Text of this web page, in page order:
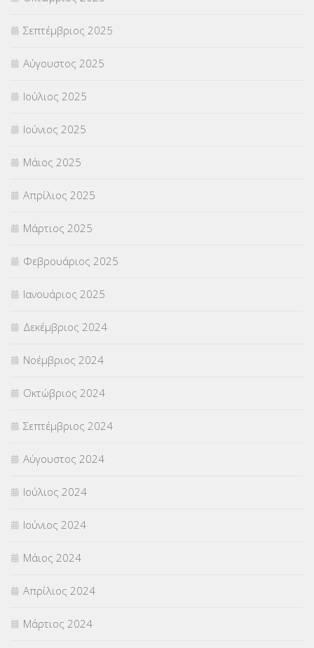
Σεπτέμβριος 2025
Αύγουστος 2025
Ιούλιος 2025
Ιούνιος 2025
Μάιος 2025
Απρίλιος 2025
Μάρτιος 2025
Φεβρουάριος 2025
Ιανουάριος 2025
Δεκέμβριος 2024
Νοέμβριος 2024
Οκτώβριος 2024
Σεπτέμβριος 2024
Αύγουστος 2024
Ιούλιος 2024
Ιούνιος 2024
Μάιος 2024
Απρίλιος 2024
Μάρτιος 2024